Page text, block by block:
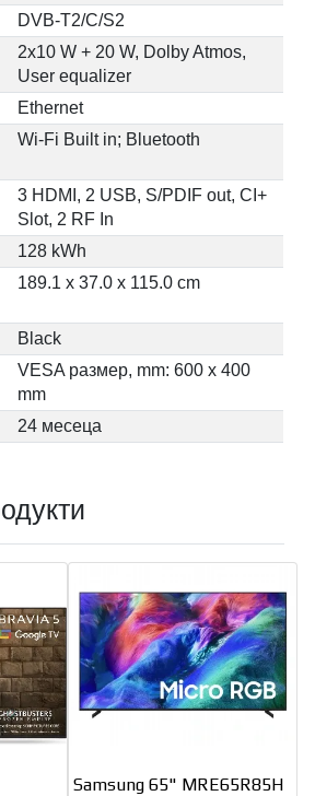
DVB-T2/C/S2
2x10 W + 20 W, Dolby Atmos,
User equalizer
Ethernet
Wi-Fi Built in; Bluetooth
3 HDMI, 2 USB, S/PDIF out, CI+
Slot, 2 RF In
128 kWh
189.1 x 37.0 x 115.0 cm
Black
VESA размер, mm: 600 x 400
mm
24 месеца
Samsung 65" MRE65R85H